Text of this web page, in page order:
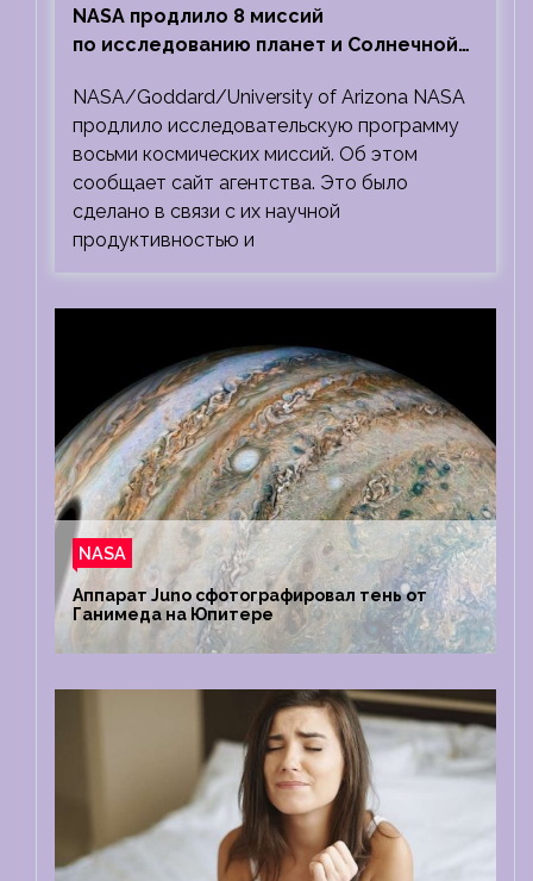
NASA продлило 8 миссий
по исследованию планет и Солнечной
NASA/Goddard/University of Arizona NASA
продлило исследовательскую программу
восьми космических миссий. Об этом
сообщает сайт агентства. Это было
сделано в связи с их научной
продуктивностью и
NASA
Аппарат Juno сфотографировал тень от
Ганимеда на Юпитере